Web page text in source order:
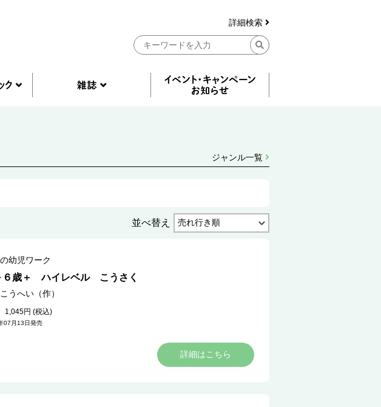
詳細検索
ジャンル一覧
並べ替え
幼児ワーク
６歳＋ ハイレベル こうさく
うへい（作）
円 (税込)
07月13日発売
詳細はこちら